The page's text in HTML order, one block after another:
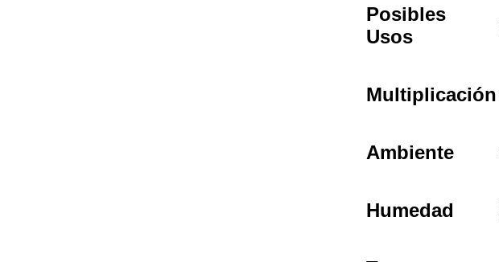
Posibles
Usos
Multiplicación
Ambiente
Humedad